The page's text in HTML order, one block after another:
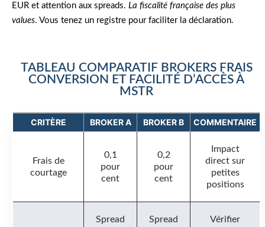
EUR et attention aux spreads. La fiscalité française des plus
values. Vous tenez un registre pour faciliter la déclaration.
TABLEAU COMPARATIF BROKERS FRAIS
CONVERSION ET FACILITÉ D’ACCÈS À
MSTR
CRITÈRE BROKER A BROKER B COMMENTAIRE
Frais de
courtage
0,1
pour
cent
0,2
pour
cent
Impact
direct sur
petites
positions
Spread
Spread
Vérifier